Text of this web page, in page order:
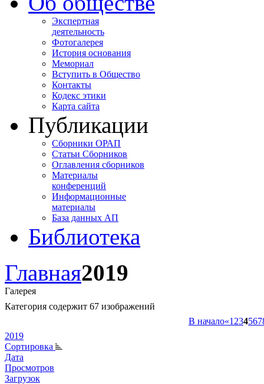
Экспертная
деятельность
Фотогалерея
История основания
Мемориал
Вступить в Общество
Контакты
Кодекс этики
Карта сайта
Публикации
Сборники ОРАП
Статьи Сборников
Оглавления сборников
Материалы
конференций
Информационные
материалы
База данных АП
Библиотека
Главная2019
Галерея
Категория содержит 67 изображений
В начало«1 234567
2019
Сортировка
Дата
Просмотров
Загрузок